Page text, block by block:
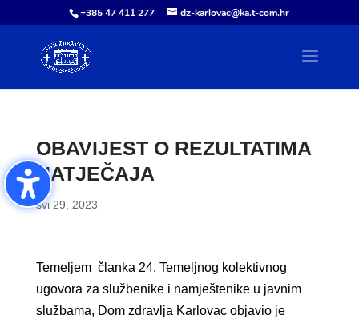
+385 47 411 277 dz-karlovac@ka.t-com.hr
OBAVIJEST O REZULTATIMA
NATJEČAJA
svi 29, 2023
Temeljem članka 24. Temeljnog kolektivnog
ugovora za službenike i namještenike u javnim
službama, Dom zdravlja Karlovac objavio je